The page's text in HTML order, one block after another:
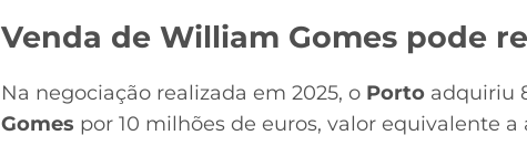
Venda de William Gomes pode
Na negociação realizada em 2025, o Porto adquiriu
Gomes por 10 milhões de euros, valor equivalente